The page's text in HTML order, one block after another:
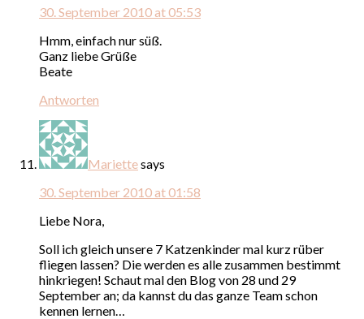
30. September 2010 at 05:53
Hmm, einfach nur süß.
Ganz liebe Grüße
Beate
Antworten
Mariettesays
30. September 2010 at 01:58
Liebe Nora,
Soll ich gleich unsere 7 Katzenkinder mal kurz rüber
fliegen lassen? Die werden es alle zusammen bestimmt
hinkriegen! Schaut mal den Blog von 28 und 29
September an; da kannst du das ganze Team schon
kennen lernen…